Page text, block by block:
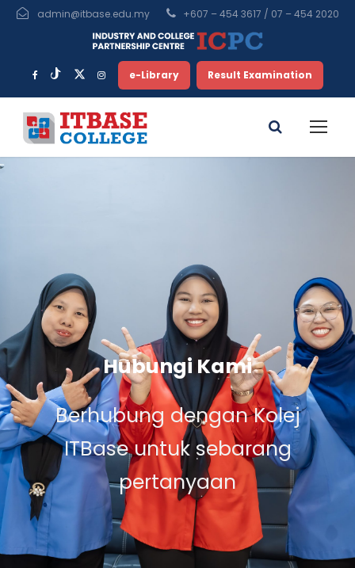
admin@itbase.edu.my +607 – 454 3617 / 07 – 454 2020
e-Library Result Examination
Hubungi Kami
Berhubung dengan Kolej
ITBase untuk sebarang
pertanyaan